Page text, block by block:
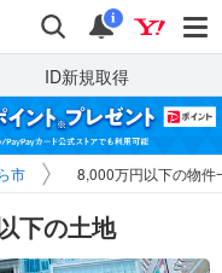
検索 通知
i
ID新規取得
市 8,000万円以下の物件
下の土地